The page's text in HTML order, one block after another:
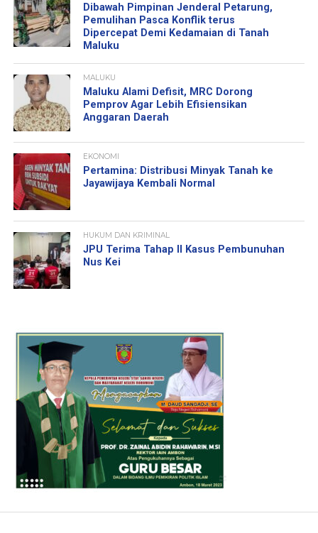
Dibawah Pimpinan Jenderal Petarung,
Pemulihan Pasca Konflik terus
Dipercepat Demi Kedamaian di Tanah
Maluku
MALUKU
Maluku Alami Defisit, MRC Dorong
Pemprov Agar Lebih Efisiensikan
Anggaran Daerah
EKONOMI
Pertamina: Distribusi Minyak Tanah ke
Jayawijaya Kembali Normal
HUKUM DAN KRIMINAL
JPU Terima Tahap II Kasus Pembunuhan
Nus Kei